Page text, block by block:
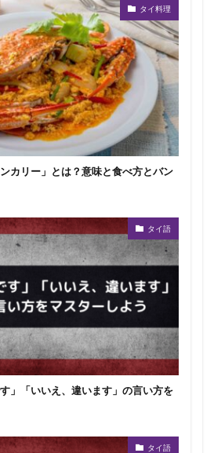
タイ料理
カリー」とは？意味と食べ方とバン
タイ語
」「いいえ、違います」の言い方を
タイ語